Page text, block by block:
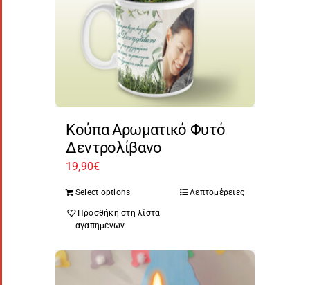
Κούπα Αρωματικό Φυτό
Δεντρολίβανο
19,90€
Select options Λεπτομέρειες
Προσθήκη στη λίστα
αγαπημένων